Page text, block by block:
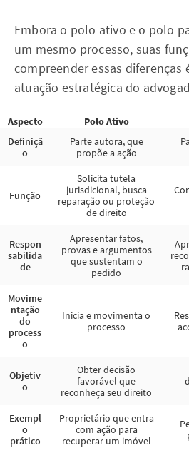
Embora o polo ativo e o polo
um mesmo processo, suas
compreender essas diferenças
atuação estratégica do
Aspecto Polo Ativo
Definiçã
o
Parte autora, que
propõe a ação
Função
Solicita tutela
jurisdicional, busca
reparação ou proteção
de direito
Respon
sabilida
de
Apresentar fatos,
provas e argumentos
que sustentam o
pedido
Movime
ntação
do
process
o
Inicia e movimenta o
processo
Objetiv
o
Obter decisão
favorável que
reconheça seu direito
Exempl
o
prático
Proprietário que entra
com ação para
recuperar um imóvel